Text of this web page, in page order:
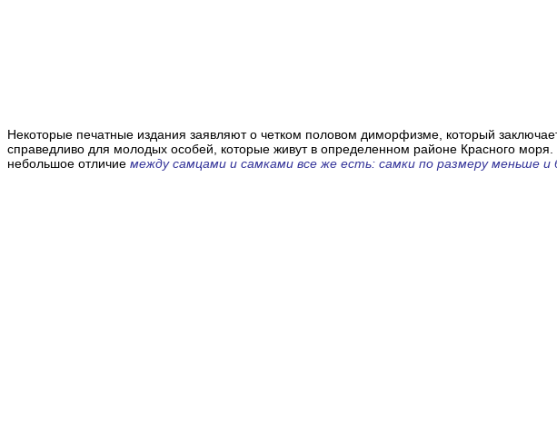
Некоторые печатные издания заявляют о четком половом диморфизме, который
справедливо для молодых особей, которые живут в определенном районе Красного
небольшое отличие между самцами и самками все же есть: самки по размеру меньше и